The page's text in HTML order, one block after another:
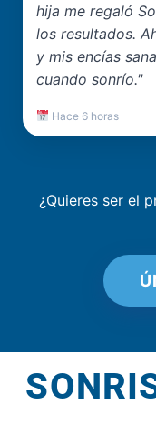
hija me regaló
los resultados.
y mis encías
cuando sonrío."
Hace 6 horas
¿Quieres ser el